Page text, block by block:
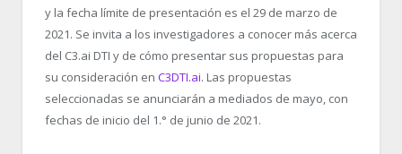
y la fecha límite de presentación es el 29 de marzo de
2021. Se invita a los investigadores a conocer más acerca
del C3.ai DTI y de cómo presentar sus propuestas para
su consideración en C3DTI.ai. Las propuestas
seleccionadas se anunciarán a mediados de mayo, con
fechas de inicio del 1.° de junio de 2021.